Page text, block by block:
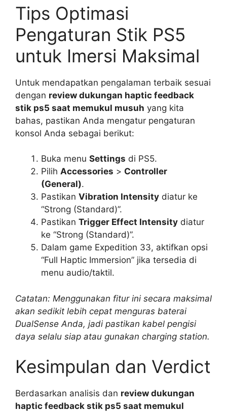
Tips Optimasi
Pengaturan Stik PS5
untuk Imersi Maksimal
Untuk mendapatkan pengalaman terbaik sesuai
dengan review dukungan haptic feedback
stik ps5 saat memukul musuh yang kita
bahas, pastikan Anda mengatur pengaturan
konsol Anda sebagai berikut:
Buka menu Settings di PS5.
Pilih Accessories > Controller
(General).
Pastikan Vibration Intensity diatur ke
“Strong (Standard)”.
Pastikan Trigger Effect Intensity diatur
ke “Strong (Standard)”.
Dalam game Expedition 33, aktifkan opsi
“Full Haptic Immersion” jika tersedia di
menu audio/taktil.
Catatan: Menggunakan fitur ini secara maksimal
akan sedikit lebih cepat menguras baterai
DualSense Anda, jadi pastikan kabel pengisi
daya selalu siap atau gunakan charging station.
Kesimpulan dan Verdict
Berdasarkan analisis dan review dukungan
haptic feedback stik ps5 saat memukul